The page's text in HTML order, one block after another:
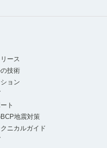
ース
技術
ョン
ト
地震対策
ニカルガイド